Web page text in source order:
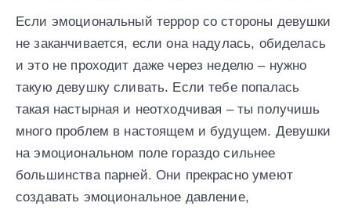
Если эмоциональный террор со стороны девушки
не заканчивается, если она надулась, обиделась
и это не проходит даже через неделю – нужно
такую девушку сливать. Если тебе попалась
такая настырная и неотходчивая – ты получишь
много проблем в настоящем и будущем. Девушки
на эмоциональном поле гораздо сильнее
большинства парней. Они прекрасно умеют
создавать эмоциональное давление,